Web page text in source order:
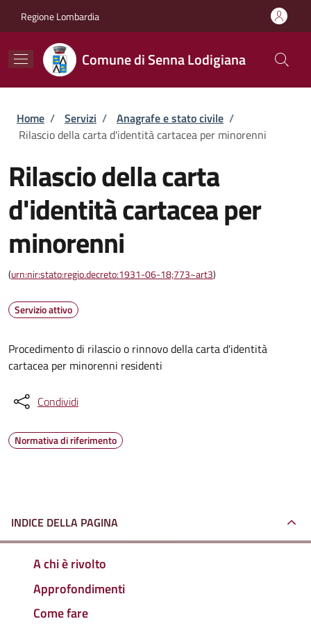
Regione Lombardia
Comune di Senna Lodigiana
Briciole di pane
Home / Servizi / Anagrafe e stato civile /
Rilascio della carta d'identità cartacea per minorenni
Rilascio della carta
d'identità cartacea per
minorenni
(urn:nir:stato:regio.decreto:1931-06-18;773~art3)
Servizio attivo
Procedimento di rilascio o rinnovo della carta d'identità
cartacea per minorenni residenti
Condividi
Normativa di riferimento
INDICE DELLA PAGINA
A chi è rivolto
Approfondimenti
Come fare